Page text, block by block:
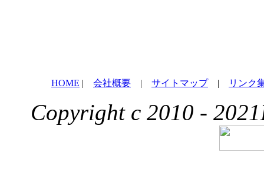
HOME | 会社概要 | サイトマップ| リンク
Copyright c 2010 -